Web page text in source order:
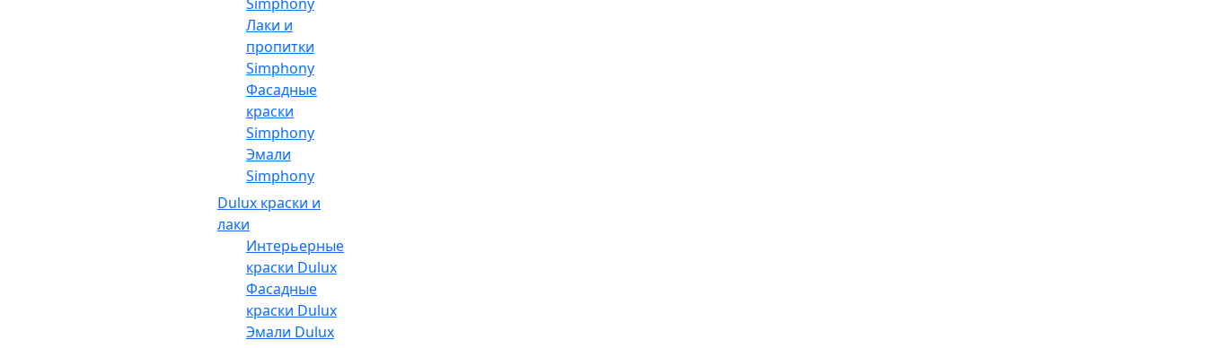
Simphony
Лаки и
пропитки
Simphony
Фасадные
краски
Simphony
Эмали
Simphony
Dulux краски и
лаки
Интерьерные
краски Dulux
Фасадные
краски Dulux
Эмали Dulux